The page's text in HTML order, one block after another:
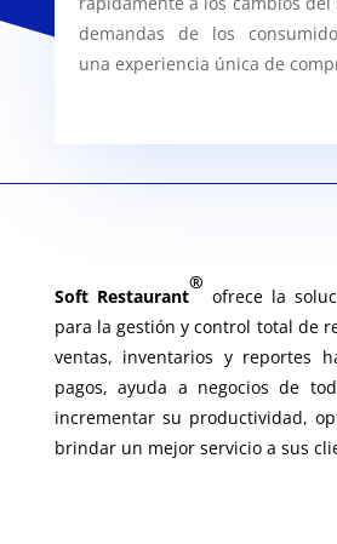
demandas de los
una experiencia única de
Soft Restaurant
®
ofrece la
para la gestión y control total de
ventas, inventarios y reportes
pagos, ayuda a negocios de
incrementar su productividad,
brindar un mejor servicio a sus